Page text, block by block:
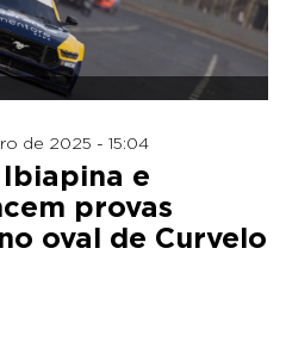
de 2025 - 15:04
Ibiapina e
provas
oval de Curvelo